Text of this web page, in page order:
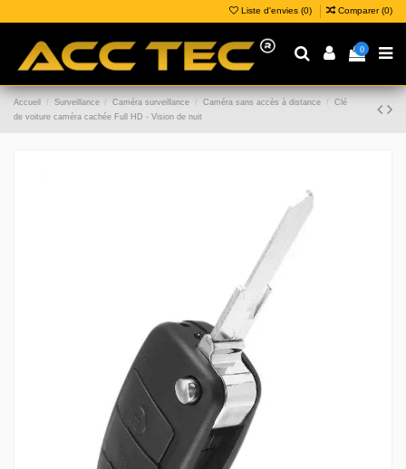
Liste d'envies (0) Comparer (0)
0
Accueil Surveillance Caméra surveillance Caméra sans accès à distance
Clé
de voiture caméra cachée Full HD - Vision de nuit